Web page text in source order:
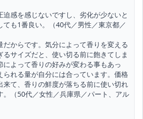
感を感じないですし、劣化が少ないと
ても1番良い。（40代／男性／東京都／
だからです。気分によって香りを変える
サイズだと、使い切る前に飽きてしま
によって香りの好みが変わる事もあっ
られる量が自分には合っています。価格
来て、香りの鮮度が落ちる前に使い切れ
。（50代／女性／兵庫県／パート、アル